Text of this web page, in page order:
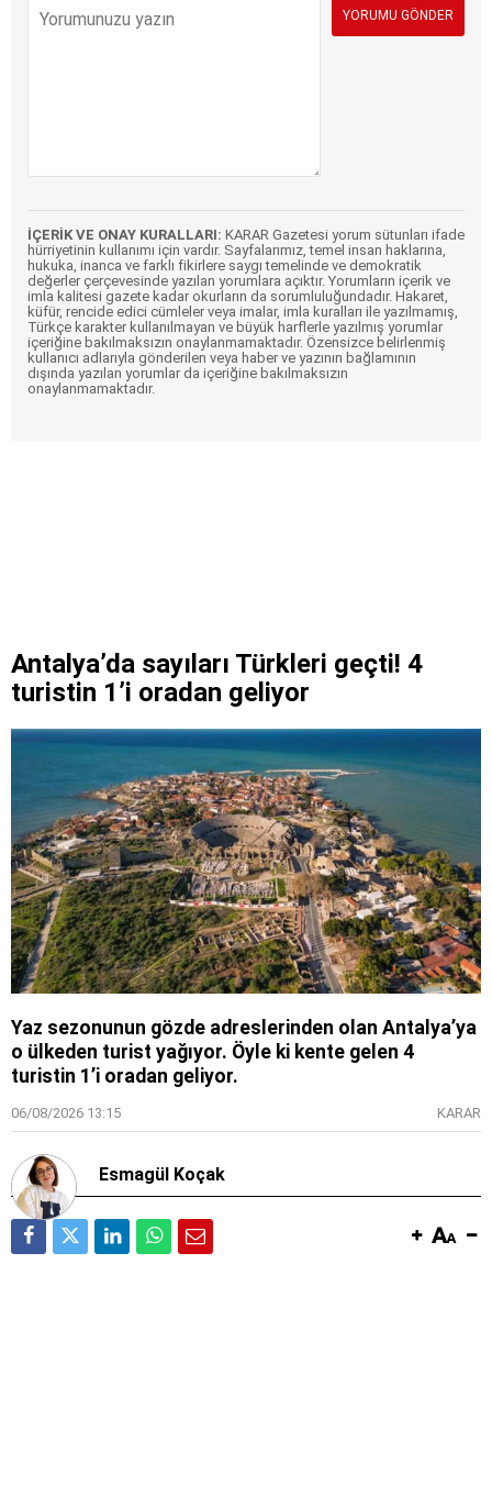
İÇERİK VE ONAY KURALLARI: KARAR Gazetesi yorum sütunları ifade
hürriyetinin kullanımı için vardır. Sayfalarımız, temel insan haklarına,
hukuka, inanca ve farklı fikirlere saygı temelinde ve demokratik
değerler çerçevesinde yazılan yorumlara açıktır. Yorumların içerik ve
imla kalitesi gazete kadar okurların da sorumluluğundadır. Hakaret,
küfür, rencide edici cümleler veya imalar, imla kuralları ile yazılmamış,
Türkçe karakter kullanılmayan ve büyük harflerle yazılmış yorumlar
içeriğine bakılmaksızın onaylanmamaktadır. Özensizce belirlenmiş
kullanıcı adlarıyla gönderilen veya haber ve yazının bağlamının
dışında yazılan yorumlar da içeriğine bakılmaksızın
onaylanmamaktadır.
Antalya’da sayıları Türkleri geçti! 4
turistin 1’i oradan geliyor
Yaz sezonunun gözde adreslerinden olan Antalya’ya
o ülkeden turist yağıyor. Öyle ki kente gelen 4
turistin 1’i oradan geliyor.
06/08/2026 13:15 KARAR
Esmagül Koçak